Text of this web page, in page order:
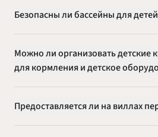
Безопасны ли бассейны для
Можно ли организовать детские
для кормления и детское
Предоставляется ли на виллах